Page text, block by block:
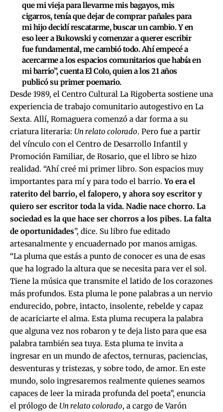
que mi vieja para llevarme mis bagayos, mis
cigarros, tenía que dejar de comprar pañales para
mi hijo decidí rescatarme, buscar un cambio. Y en
eso leer a Bukowski y comenzar a querer escribir
fue fundamental, me cambió todo. Ahí empecé a
acercarme a los espacios comunitarios que había en
mi barrio”, cuenta El Colo, quien a los 21 años
publicó su primer poemario.
Desde 1989, el Centro Cultural La Rigoberta sostiene una
experiencia de trabajo comunitario autogestivo en La
Sexta. Allí, Romaguera comenzó a dar forma a su
criatura literaria: Un relato colorado. Pero fue a partir
del vínculo con el Centro de Desarrollo Infantil y
Promoción Familiar, de Rosario, que el libro se hizo
realidad. “Ahí creé mi primer libro. Son espacios muy
importantes para mí y para todo el barrio.Yo era el
raterito del barrio, el falopero, y ahora soy escritor y
quiero ser escritor toda la vida. Nadie nace chorro. La
sociedad es la que hace ser chorros a los pibes. La falta
de oportunidades”, dice. Su libro fue editado
artesanalmente y encuadernado por manos amigas.
“La pluma que estás a punto de conocer es una de esas
que ha logrado la altura que se necesita para ver el sol.
Tiene la música que transmite el latido de los corazones
más profundos. Esta pluma le pone palabras a un nervio
endurecido, pobre, intacto, insolente, rebelde y capaz
de acariciarte el alma. Esta pluma recupera la palabra
que alguna vez nos robaron y te deja listo para que esa
palabra también sea tuya. Esta pluma te invita a
ingresar en un mundo de afectos, ternuras, paciencias,
desventuras y tristezas, y sobre todo, de amor. En este
mundo, solo ingresaremos realmente quienes seamos
capaces de leer la mirada profunda del poeta”, enuncia
el prólogo de Un relato colorado, a cargo de Varón